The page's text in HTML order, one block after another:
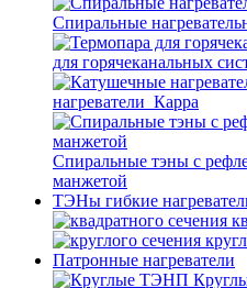
Спиральные
для горячеканальных
нагреватели_Карра
Спиральные тэны с
манжетой
ТЭНы гибкие
Патронные нагреватели